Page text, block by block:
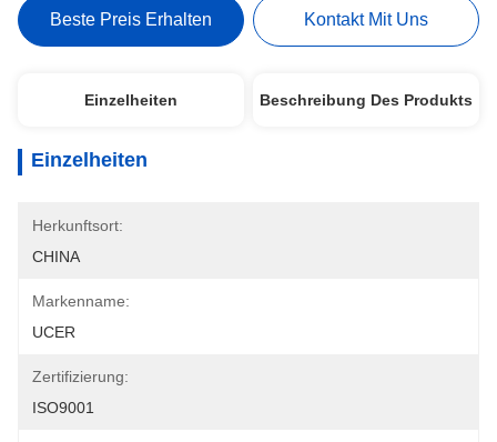
Beste Preis Erhalten Kontakt Mit Uns
Einzelheiten Beschreibung Des Produkts
Einzelheiten
Herkunftsort:
CHINA
Markenname:
UCER
Zertifizierung:
ISO9001